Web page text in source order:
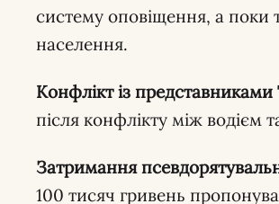
систему оповіщення, а поки
населення.
Конфлікт із
після конфлікту між водієм
Затримання
100 тисяч гривень